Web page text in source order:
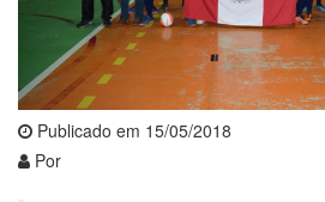
Publicado em 15/05/2018
Por